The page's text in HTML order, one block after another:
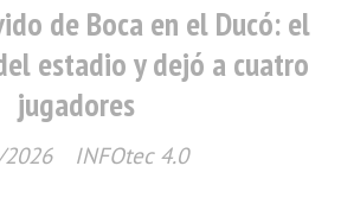
de Boca en el Ducó: el
estadio y dejó a cuatro
jugadores
INFOtec 4.0